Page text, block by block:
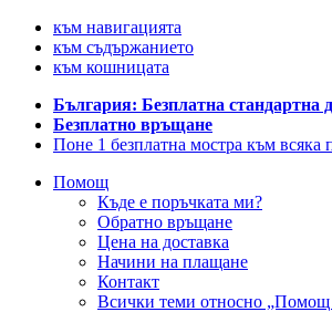
към навигацията
към съдържанието
към кошницата
България: Безплатна стандартна
Безплатно връщане
Поне 1 безплатна мостра към всяка
Помощ
Къде е поръчката ми?
Обратно връщане
Цена на доставка
Начини на плащане
Контакт
Всички теми относно